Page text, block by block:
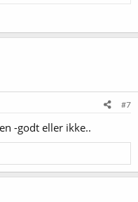
#7
-godt eller ikke..